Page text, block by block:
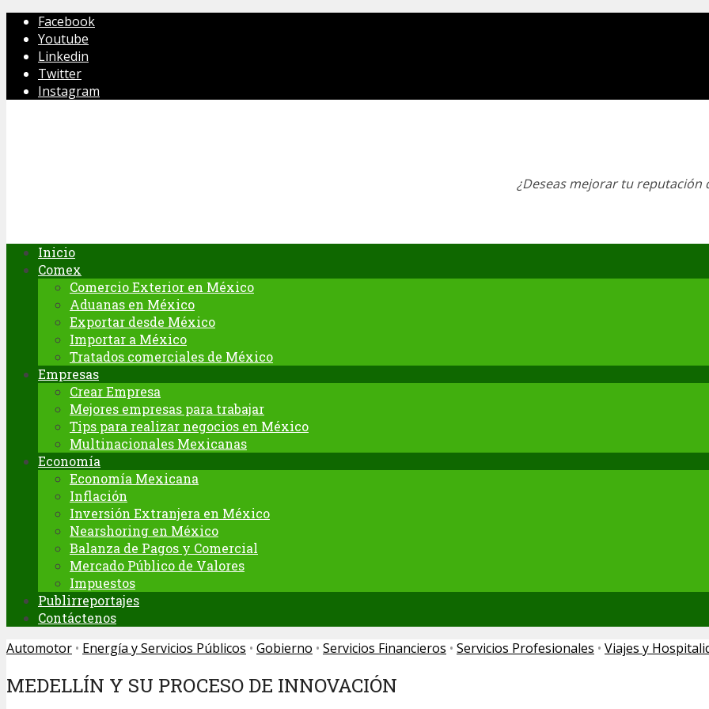
Facebook
Youtube
Linkedin
Twitter
Instagram
¿Deseas mejorar tu
Inicio
Comex
Comercio Exterior en México
Aduanas en México
Exportar desde México
Importar a México
Tratados comerciales de México
Empresas
Crear Empresa
Mejores empresas para trabajar
Tips para realizar negocios en México
Multinacionales Mexicanas
Economía
Economía Mexicana
Inflación
Inversión Extranjera en México
Nearshoring en México
Balanza de Pagos y Comercial
Mercado Público de Valores
Impuestos
Publirreportajes
Contáctenos
Automotor • Energía y Servicios Públicos • Gobierno • Servicios Financieros • Servicios Profesionales • Viajes y
MEDELLÍN Y SU PROCESO DE INNOVACIÓN